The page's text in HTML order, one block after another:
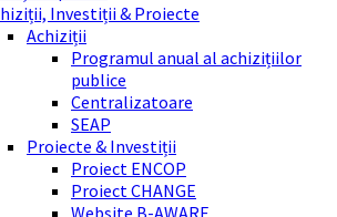
Investiții & Proiecte
Achiziții
Programul anual al achizițiilor
publice
Centralizatoare
SEAP
Proiecte & Investiții
Proiect ENCOP
Proiect CHANGE
Website B-AWARE